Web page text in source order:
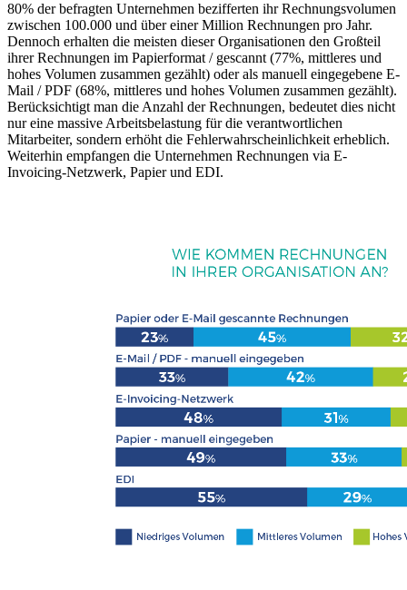
80% der befragten Unternehmen bezifferten ihr Rechnungsvolumen
zwischen 100.000 und über einer Million Rechnungen pro Jahr.
Dennoch erhalten die meisten dieser Organisationen den Großteil
ihrer Rechnungen im Papierformat / gescannt (77%, mittleres und
hohes Volumen zusammen gezählt) oder als manuell eingegebene E-
Mail / PDF (68%, mittleres und hohes Volumen zusammen gezählt).
Berücksichtigt man die Anzahl der Rechnungen, bedeutet dies nicht
nur eine massive Arbeitsbelastung für die verantwortlichen
Mitarbeiter, sondern erhöht die Fehlerwahrscheinlichkeit erheblich.
Weiterhin empfangen die Unternehmen Rechnungen via E-
Invoicing-Netzwerk, Papier und EDI.